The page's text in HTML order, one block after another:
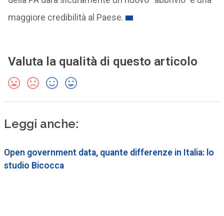
maggiore credibilità al Paese.
Valuta la qualità di questo articolo
Leggi anche:
Open government data, quante differenze in Italia: lo
studio Bicocca